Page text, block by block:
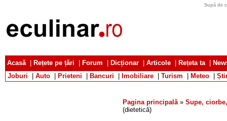
Supă de
Acasă| Rețete pe țări Forum Dicționar Articole Rețeta ta|
Joburi
Auto Prieteni Bancuri Imobiliare Turism Meteo
Pagina principală» Supe,
(dietetică)